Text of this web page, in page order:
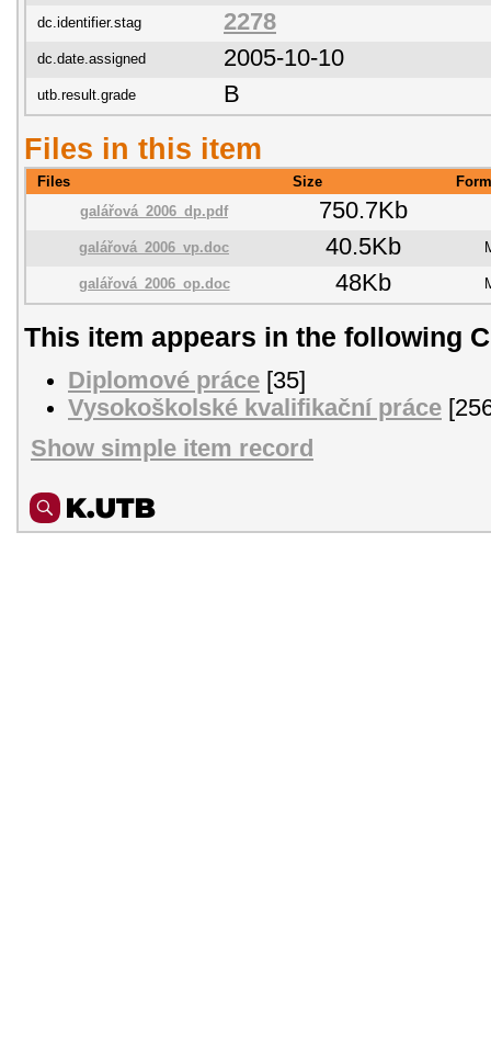
dc.identifier.stag 2278
dc.date.assigned 2005-10-10
utb.result.grade B
Files in this item
Files Size
galářová_2006_dp.pdf
750.7Kb
galářová_2006_vp.doc 40.5Kb
galářová_2006_op.doc 48Kb
This item appears in the following
Diplomové práce [35]
Vysokoškolské kvalifikační práce
Show simple item record